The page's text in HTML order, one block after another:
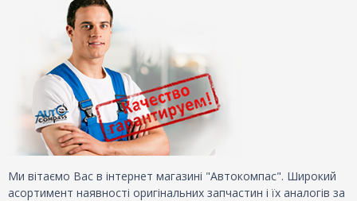
Ми вітаємо Вас в інтернет магазині "Автокомпас". Широкий
асортимент наявності оригінальних запчастин і їх аналогів за